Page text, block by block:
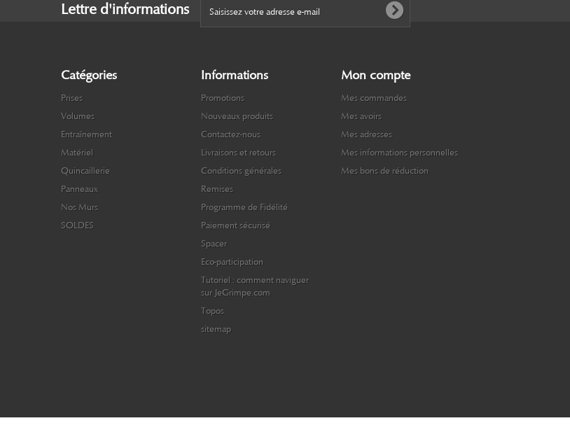
Lettre d'informations
Catégories
Prises
Volumes
Entraînement
Matériel
Quincaillerie
Panneaux
Nos Murs
SOLDES
Informations
Promotions
Nouveaux produits
Contactez-nous
Livraisons et retours
Conditions générales
Remises
Programme de Fidélité
Paiement sécurisé
Spacer
Eco-participation
Tutoriel : comment naviguer
sur JeGrimpe.com
Topos
sitemap
Mon compte
Mes commandes
Mes avoirs
Mes adresses
Mes informations personnelles
Mes bons de réduction